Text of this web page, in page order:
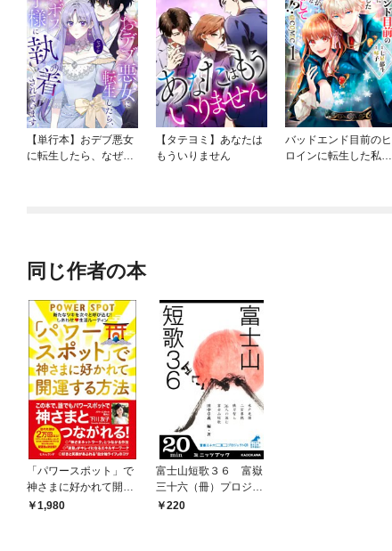
【単行本】おデブ悪女
に転生したら、なぜか
【タテヨミ】あなたは
もういりません
バッドエンド目前のヒ
ロインに転生した私、
同じ作者の本
「パワースポット」で
神さまに好かれて開運
する方法
1,980
富士山短歌３６ 富嶽
三十六（冊）プロジェ
クト０１
220